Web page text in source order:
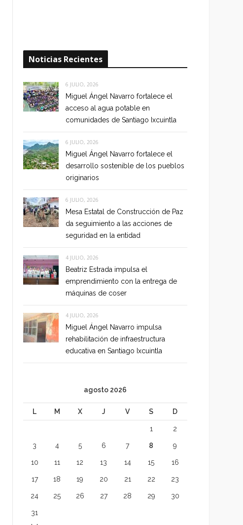
Noticias Recientes
6 JULIO, 2026
Miguel Ángel Navarro fortalece el
acceso al agua potable en
comunidades de Santiago Ixcuintla
6 JULIO, 2026
Miguel Ángel Navarro fortalece el
desarrollo sostenible de los pueblos
originarios
6 JULIO, 2026
Mesa Estatal de Construcción de Paz
da seguimiento a las acciones de
seguridad en la entidad
4 JULIO, 2026
Beatriz Estrada impulsa el
emprendimiento con la entrega de
máquinas de coser
4 JULIO, 2026
Miguel Ángel Navarro impulsa
rehabilitación de infraestructura
educativa en Santiago Ixcuintla
agosto 2026
L M X J V S D
1 2
3 4 5 6 7 8 9
10 11 12 13 14 15 16
17 18 19 20 21 22 23
24 25 26 27 28 29 30
31